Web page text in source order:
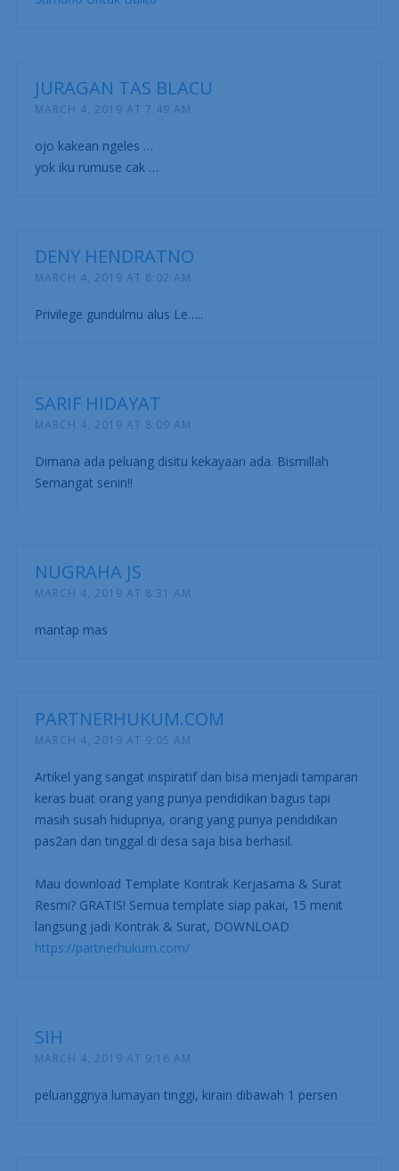
JURAGAN TAS BLACU
MARCH 4, 2019 AT 7:49 AM
ojo kakean ngeles …
yok iku rumuse cak …
DENY HENDRATNO
MARCH 4, 2019 AT 8:02 AM
Privilege gundulmu alus Le…..
SARIF HIDAYAT
MARCH 4, 2019 AT 8:09 AM
Dimana ada peluang disitu kekayaan ada. Bismillah
Semangat senin!!
NUGRAHA JS
MARCH 4, 2019 AT 8:31 AM
mantap mas
PARTNERHUKUM.COM
MARCH 4, 2019 AT 9:05 AM
Artikel yang sangat inspiratif dan bisa menjadi tamparan
keras buat orang yang punya pendidikan bagus tapi
masih susah hidupnya, orang yang punya pendidikan
pas2an dan tinggal di desa saja bisa berhasil.
Mau download Template Kontrak Kerjasama & Surat
Resmi? GRATIS! Semua template siap pakai, 15 menit
langsung jadi Kontrak & Surat, DOWNLOAD
https://partnerhukum.com/
SIH
MARCH 4, 2019 AT 9:16 AM
peluanggnya lumayan tinggi, kirain dibawah 1 persen